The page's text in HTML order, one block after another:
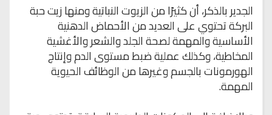
الجدير بالذكر، أن كثيرًا من الزيوت النباتية ومنها زيت حبة
البركة تحتوي على العديد من الأحماض الدهنية
الأساسية والمهمة لصحة الجلد والشعر والأغشية
المخاطية، وكذلك عملية ضبط مستوى الدم وإنتاج
الهورمونات بالجسم وغيرها من الوظائف الحيوية
المهمة.